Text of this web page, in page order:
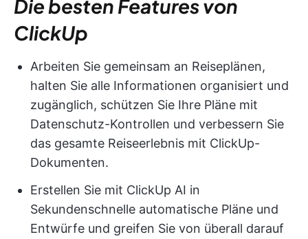
Die besten Features von
ClickUp
Arbeiten Sie gemeinsam an Reiseplänen,
halten Sie alle Informationen organisiert und
zugänglich, schützen Sie Ihre Pläne mit
Datenschutz-Kontrollen und verbessern Sie
das gesamte Reiseerlebnis mit ClickUp-
Dokumenten.
Erstellen Sie mit ClickUp AI in
Sekundenschnelle automatische Pläne und
Entwürfe und greifen Sie von überall darauf